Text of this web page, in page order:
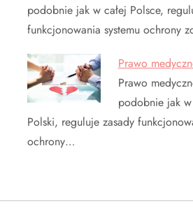
podobnie jak w całej Polsce,
funkcjonowania systemu ochrony
Prawo
Prawo
podobnie jak
Polski, reguluje zasady
ochrony…